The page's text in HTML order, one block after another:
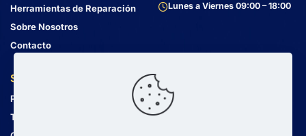
Herramientas de Reparación
Sobre Nosotros
Contacto
Servicio al Cliente
Política de Privacidad
Términos y Condiciones
Lunes a Viernes 09:00 – 18:00
Dirección
Bin Jiang Xi Lu
Haizhu, Guangzhou